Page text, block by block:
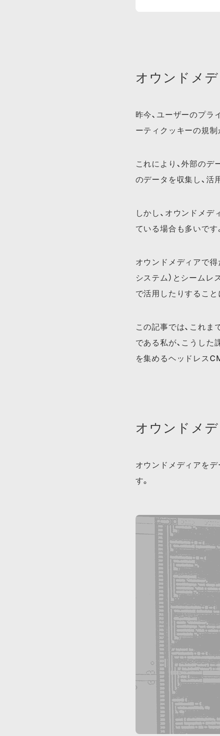
オウンドメ
昨今、ユーザーのプ
ーティクッキーの規
これにより、外部の
のデータを収集し、
しかし、オウンドメ
ている場合も多いです
オウンドメディアで得
システム）とシームレ
で活用したりするこ
この記事では、これ
である私が、こうした
を集めるヘッドレス
オウンドメ
オウンドメディアを
す。